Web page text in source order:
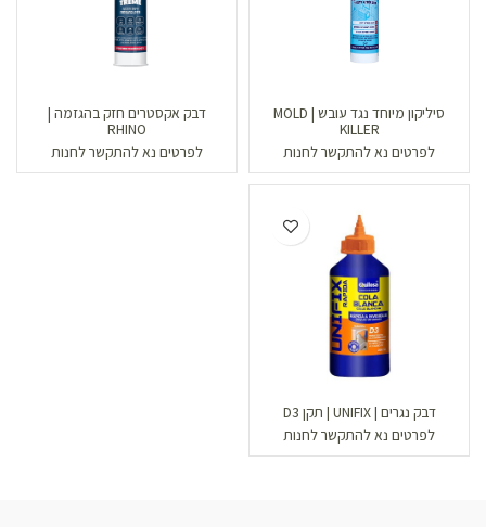
סיליקון מיוחד נגד עובש | MOLD
KILLER
לפרטים נא להתקשר לחנות
דבק אקסטרים חזק בהגזמה |
RHINO
לפרטים נא להתקשר לחנות
דבק נגרים | UNIFIX | תקן D3
לפרטים נא להתקשר לחנות